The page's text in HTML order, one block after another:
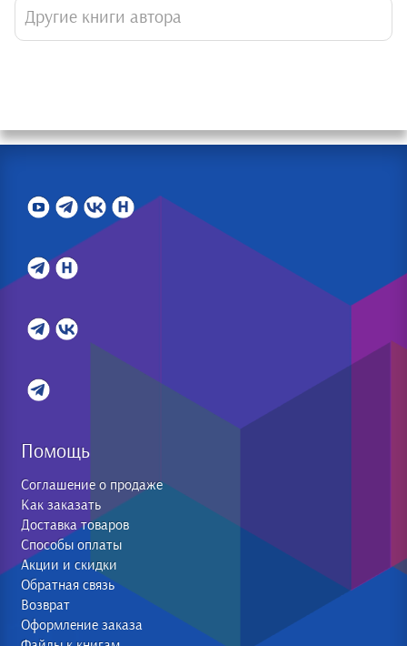
Другие книги автора
Помощь
Соглашение о продаже
Как заказать
Доставка товаров
Способы оплаты
Акции и скидки
Обратная связь
Возврат
Оформление заказа